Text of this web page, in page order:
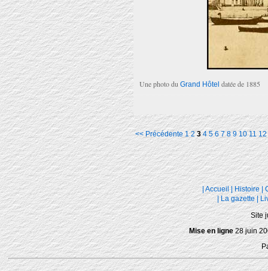
Une photo du Grand Hôtel datée de 1885
<< Précédente 1 2 3 4 5 6 7 8 9 10 11 12
|Accueil | Histoire |
| La gazette|
Site
Mise en ligne28 juin